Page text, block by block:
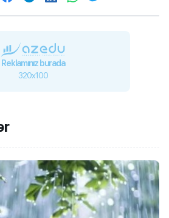
Reklamınız burada
320x100